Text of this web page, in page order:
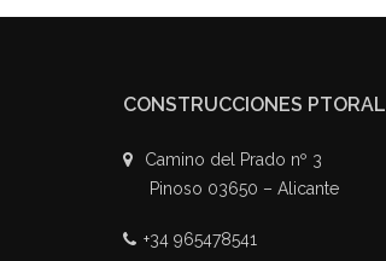
CONSTRUCCIONES PTORAL
Camino del Prado nº 3
Pinoso 03650 – Alicante
+34 965478541